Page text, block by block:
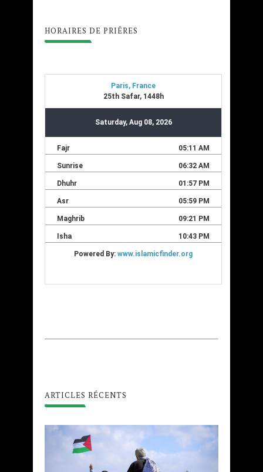
HORAIRES DE PRIÊRES
ARTICLES RÉCENTS